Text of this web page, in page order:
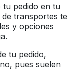
tu pedido en tu
de transportes te
y opciones
tu pedido,
pues suelen